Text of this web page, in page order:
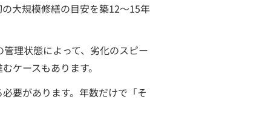
大規模修繕の目安を築12〜15年
理状態によって、劣化のスピー
ケースもあります。
要があります。年数だけで「そ